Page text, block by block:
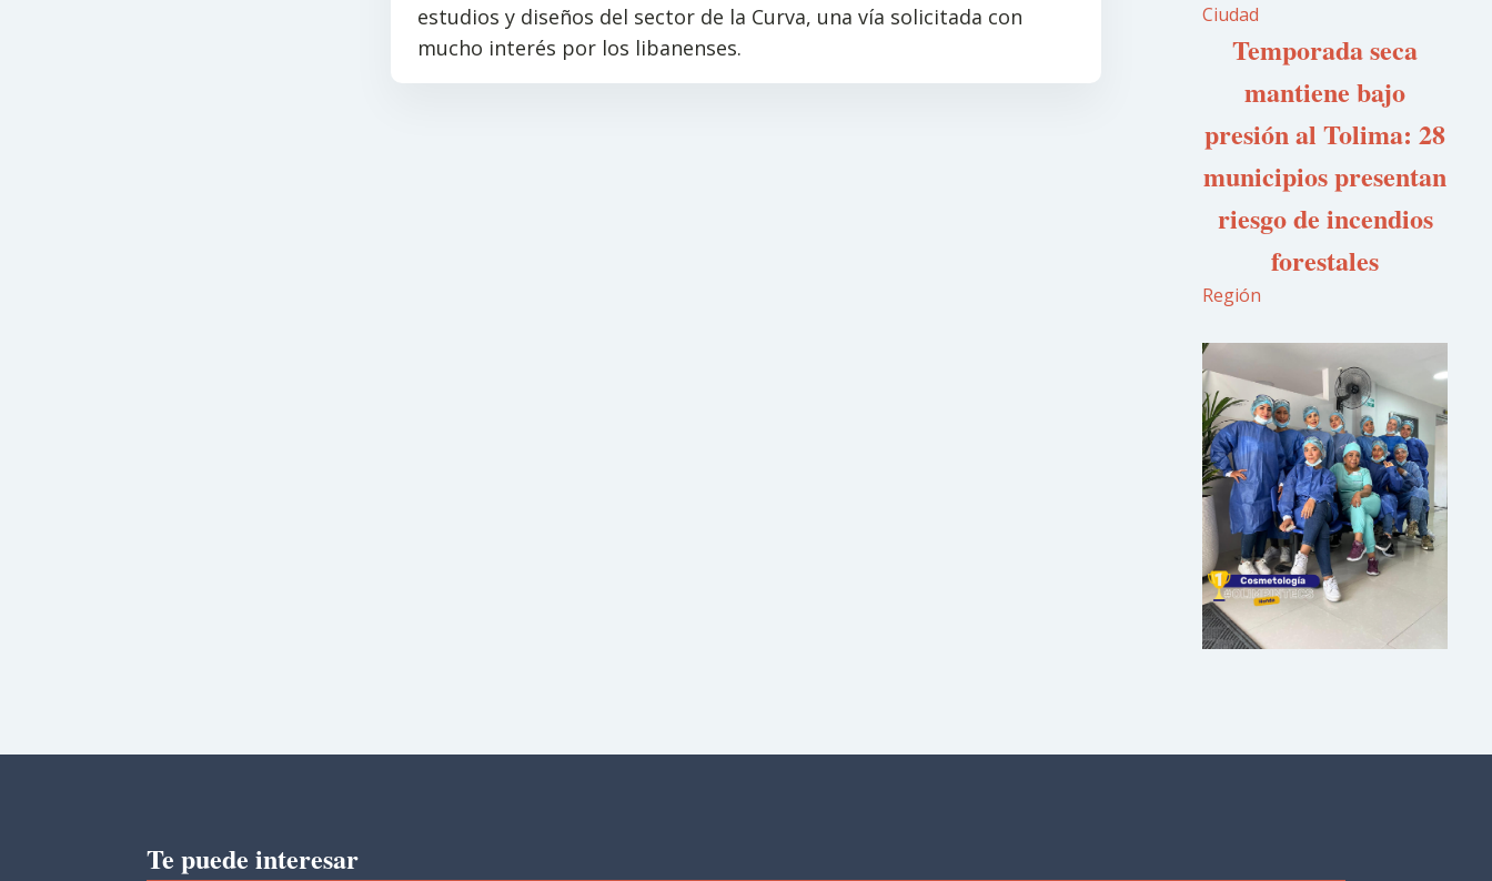
estudios y diseños del sector de la Curva, una vía solicitada con
mucho interés por los libanenses.
Ciudad
Temporada seca
mantiene bajo
presión al Tolima: 28
municipios presentan
riesgo de incendios
forestales
Región
Te puede interesar